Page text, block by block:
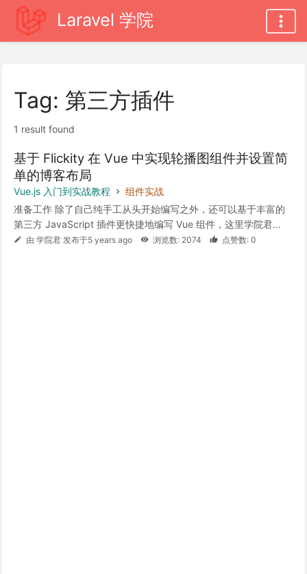
Laravel 学院
Tag: 第三方插件
1 result found
基于 Flickity 在 Vue 中实现轮播图组件并设置简
单的博客布局
Vue.js 入门到实战教程
组件实战
准备工作 除了自己纯手工从头开始编写之外，还可以基于丰富的
第三方 JavaScript 插件更快捷地编写 Vue 组件，这里学院君...
由 学院君 发布于5 years ago 浏览数: 2074 点赞数: 0